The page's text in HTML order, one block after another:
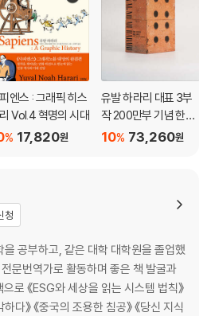
대한 공감 | 자연에 대한 낭만적 묘사
경험들 | 군사 기초 훈련 | 불세례 | 전투 전
| 죽음의 목격 | 전투 후 | 전우애 | 귀향
못한다 | 전쟁의 환희 | 전쟁의 환멸 |
결합 | 과도한 자극이 초래한 무감각화 |
1865~2000년
찾아보기
엔스 : 그래픽 히스
Vol.4 혁명의 시대
17,820원
%
유발 하라리 대표 3부
작 200만부 기념 한정
판 브릭 에디션
73,260원
10%
청
공부하고, 같은 대학 대학원을 졸업했
문번역가로 활동하며 좋은 책 발굴과
로 《ESG와 세상을 읽는 시스템 법칙》
다》 《중국의 조용한 침공》 《당신 지식